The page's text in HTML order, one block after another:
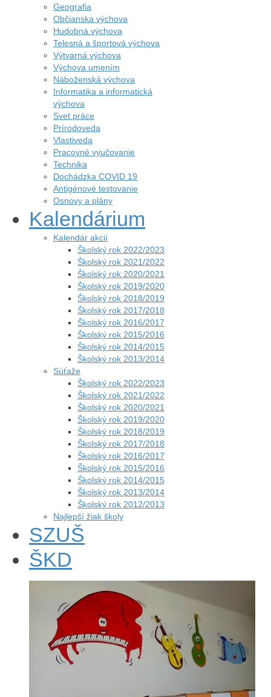
Geografia
Občianska výchova
Hudobná výchova
Telesná a športová výchova
Výtvarná výchova
Výchova umením
Náboženská výchova
Informatika a informatická
výchova
Svet práce
Prírodoveda
Vlastiveda
Pracovné vyučovanie
Technika
Dochádzka COVID 19
Antigénové testovanie
Osnovy a plány
Kalendárium
Kalendár akcií
Školský rok 2022/2023
Školský rok 2021/2022
Školský rok 2020/2021
Školský rok 2019/2020
Školský rok 2018/2019
Školský rok 2017/2018
Školský rok 2016/2017
Školský rok 2015/2016
Školský rok 2014/2015
Školský rok 2013/2014
Súťaže
Školský rok 2022/2023
Školský rok 2021/2022
Školský rok 2020/2021
Školský rok 2019/2020
Školský rok 2018/2019
Školský rok 2017/2018
Školský rok 2016/2017
Školský rok 2015/2016
Školský rok 2014/2015
Školský rok 2013/2014
Školský rok 2012/2013
Najlepší žiak školy
SZUŠ
ŠKD